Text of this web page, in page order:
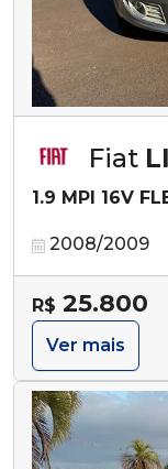
Fiat
1.9 MPI 16V
2008/2009
R$ 25.800
Ver mais